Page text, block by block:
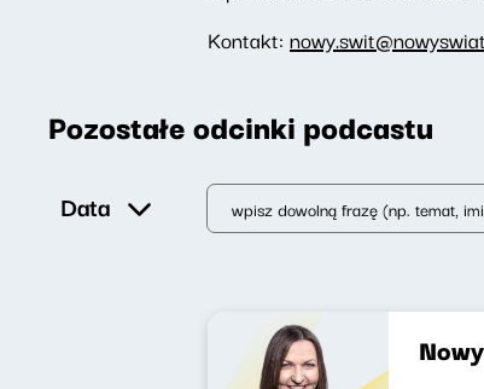
Kontakt:
Pozostałe odcinki podcastu
Data